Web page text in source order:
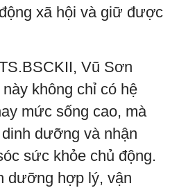
xã hội và giữ được
Vũ Sơn
không chỉ có hệ
mức sống cao, mà
dưỡng và nhận
sức khỏe chủ động.
dưỡng hợp lý, vận